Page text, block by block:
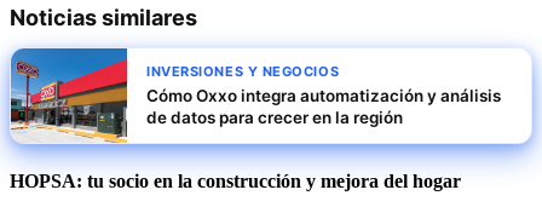
Noticias similares
INVERSIONES Y NEGOCIOS
Cómo Oxxo integra automatización y análisis
de datos para crecer en la región
HOPSA: tu socio en la construcción y mejora del hogar